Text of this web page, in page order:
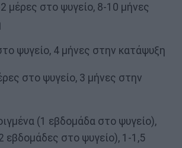
μέρες στο ψυγείο, 8-10 μήνες
ψυγείο, 4 μήνες στην κατάψυξη
στο ψυγείο, 3 μήνες στην
(1 εβδομάδα στο ψυγείο),
εβδομάδες στο ψυγείο), 1-1,5